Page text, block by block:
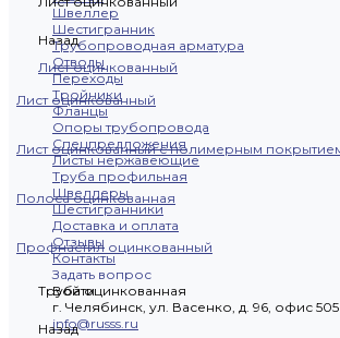
Швеллер
Шестигранник
Трубопроводная арматура
Отводы
Переходы
Тройники
Фланцы
Опоры трубопровода
Спецпредложения
Листы нержавеющие
Труба профильная
Швеллеры
Шестигранники
Доставка и оплата
Отзывы
Контакты
Задать вопрос
Войти
г. Челябинск, ул. Васенко, д. 96, офис 505
info@russs.ru
Назад
Лист оцинкованный
Лист оцинкованный
Лист оцинкованный с полимерным
Полоса оцинкованная
Профнастил оцинкованный
Труба оцинкованная
Назад